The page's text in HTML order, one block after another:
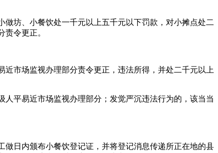
坊、小餐饮处一千元以上五千元以下罚款，对小摊点处二
令更正。
市场监视办理部分责令更正，违法所得，并处二千元以上
平易近市场监视办理部分；发觉严沉违法行为的，该当当
日内颁布小餐饮登记证，并将登记消息传递所正在地的县